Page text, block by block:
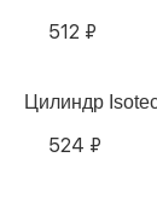
512 ₽
Цилиндр
524 ₽